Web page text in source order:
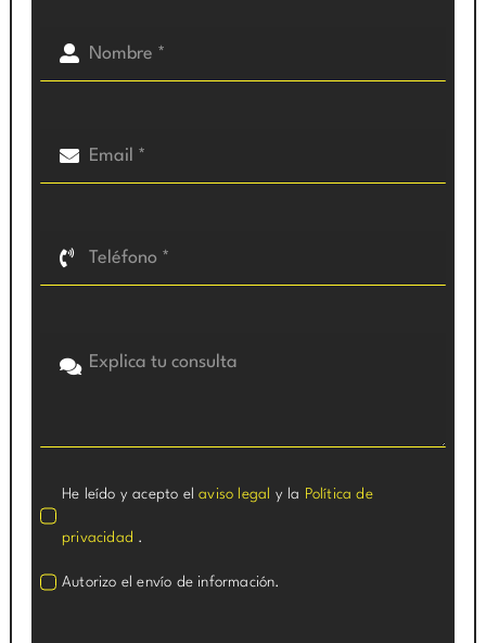
He leído y acepto elaviso legal y la Política de
privacidad .
Autorizo el envío de información.